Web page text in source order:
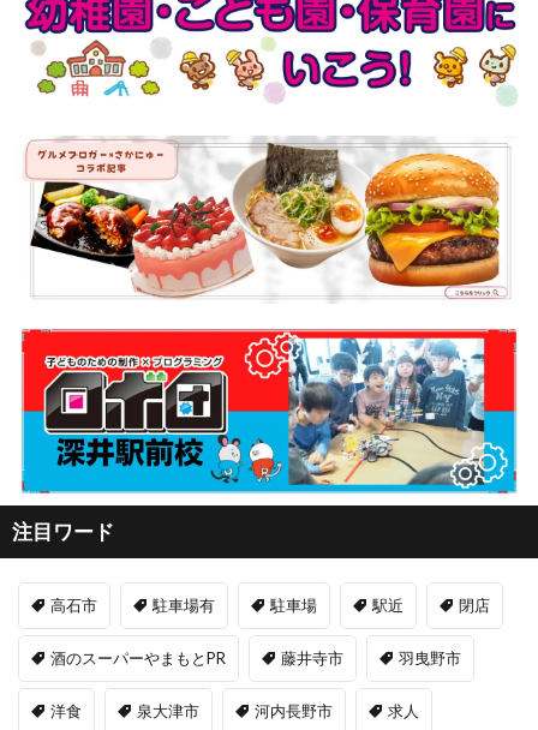
注目ワード
高石市 駐車場有 駐車場 駅近 閉店
酒のスーパーやまもとPR 藤井寺市 羽曳野市
洋食 泉大津市 河内長野市 求人